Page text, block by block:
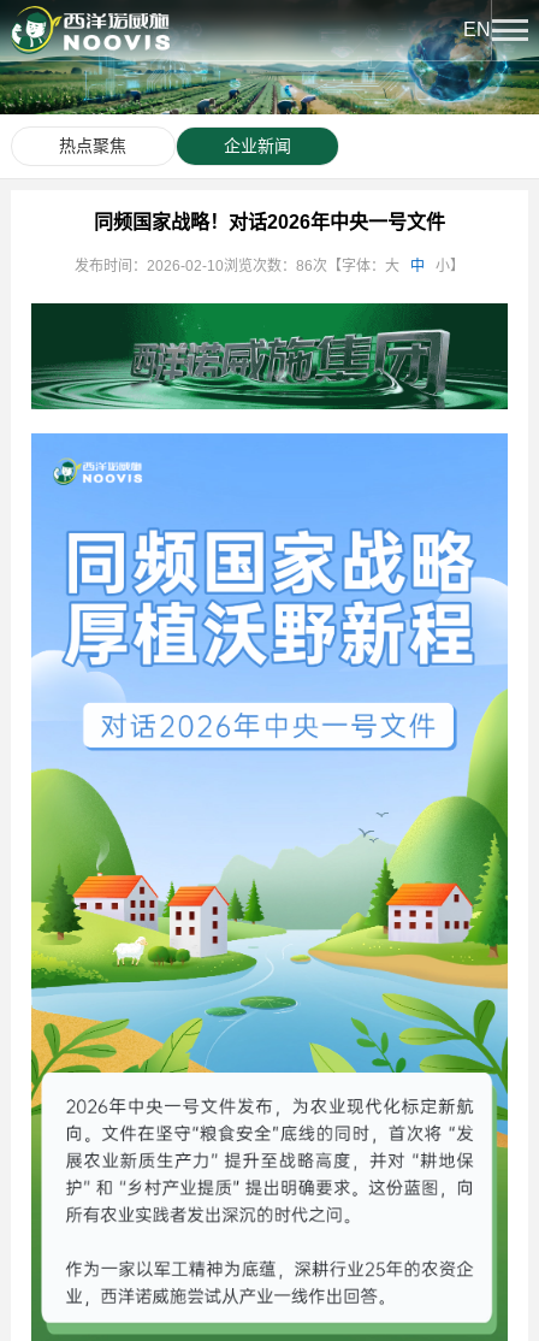
关于我们
公司简介
企业荣誉
公司文化
发展历程
新闻中心
热点聚焦
企业新闻
产品中心
西洋系列
诺威施系列
文化中心
西洋先锋
党建活动
社会公益
科技创新
产学研合作
研发成果
联系我们
联系电话
EN
热点聚焦 企业新闻
同频国家战略！对话2026年中央一号文件
发布时间：2026-02-10浏览次数：86次 【字体： 大 中 小】